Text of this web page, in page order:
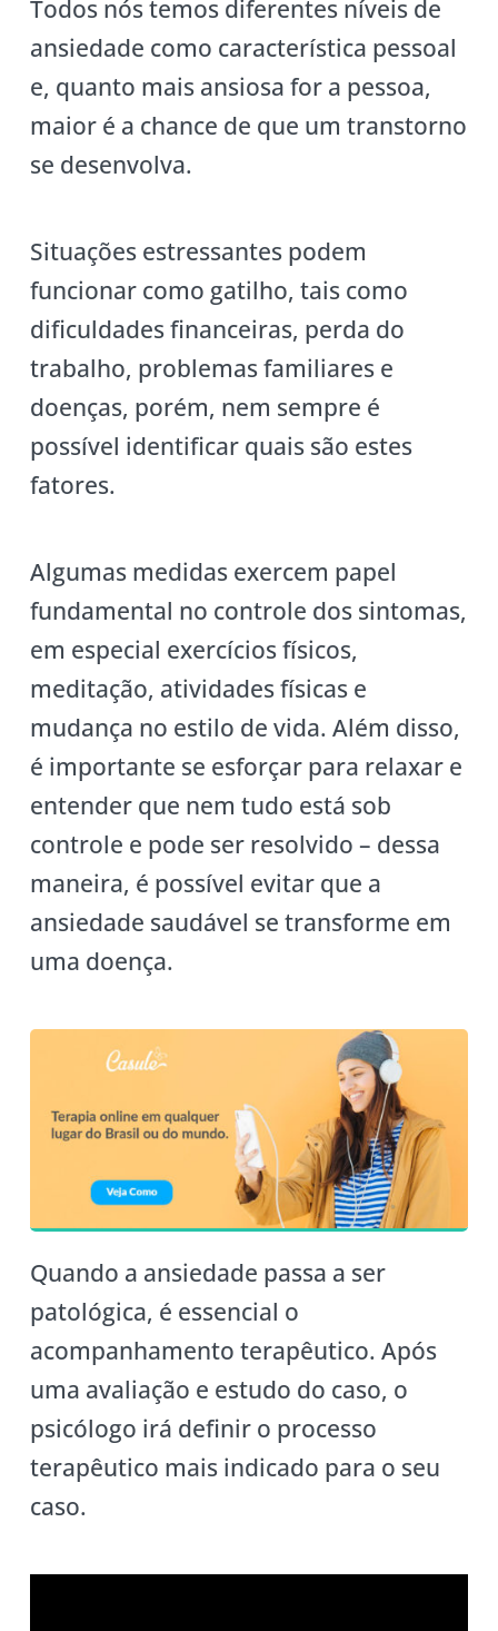
Todos nós temos diferentes níveis de
ansiedade como característica pessoal
e, quanto mais ansiosa for a pessoa,
maior é a chance de que um transtorno
se desenvolva.
Situações estressantes podem
funcionar como gatilho, tais como
dificuldades financeiras, perda do
trabalho, problemas familiares e
doenças, porém, nem sempre é
possível identificar quais são estes
fatores.
Algumas medidas exercem papel
fundamental no controle dos sintomas,
em especial exercícios físicos,
meditação, atividades físicas e
mudança no estilo de vida. Além disso,
é importante se esforçar para relaxar e
entender que nem tudo está sob
controle e pode ser resolvido – dessa
maneira, é possível evitar que a
ansiedade saudável se transforme em
uma doença.
Quando a ansiedade passa a ser
patológica, é essencial o
acompanhamento terapêutico. Após
uma avaliação e estudo do caso, o
psicólogo irá definir o processo
terapêutico mais indicado para o seu
caso.